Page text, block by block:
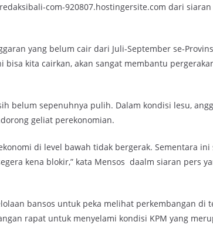
com-920807.hostingersite.com dari
yang belum cair dari Juli-September se-
kita cairkan, akan sangat membantu
belum sepenuhnya pulih. Dalam kondisi lesu,
geliat perekonomian.
di level bawah tidak bergerak. Sementara
kena blokir,” kata Mensos daalm siaran pers
bansos untuk peka melihat perkembangan di
rapat untuk menyelami kondisi KPM yang